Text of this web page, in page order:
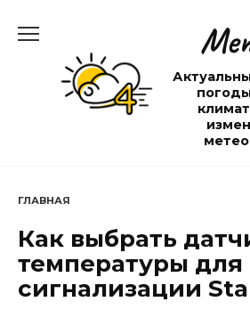
содержанию
ГЛАВНАЯ
Как выбрать
температуры для
сигнализации